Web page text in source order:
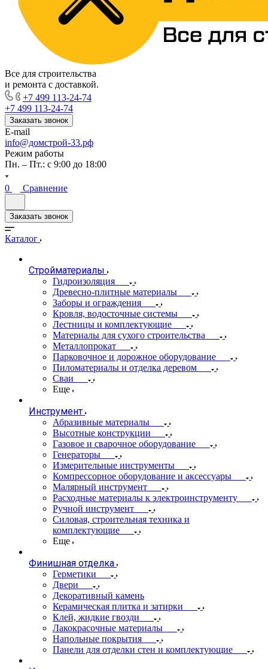
Все для строительства
и ремонта с доставкой.
+7 499 113-24-74
+7 499 113-24-74
Заказать звонок
E-mail
info@домстрой-33.рф
Режим работы
Пн. – Пт.: с 9:00 до 18:00
0 Сравнение
Заказать звонок
Каталог
Стройматериалы
Гидроизоляция
Древесно-плитные материалы
Заборы и ограждения
Кровля, водосточные системы
Лестницы и комплектующие
Материалы для сухого строительства
Металлопрокат
Парковочное и дорожное оборудование
Пиломатериалы и отделка деревом
Сваи
Еще
Инструмент
Абразивные материалы
Высотные конструкции
Газовое и сварочное оборудование
Генераторы
Измерительные инструменты
Компрессорное оборудование и аксессуары
Малярный инструмент
Расходные материалы к электроинструменту
Ручной инструмент
Силовая, строительная техника и
комплектующие
Еще
Финишная отделка
Герметики
Двери
Декоративный камень
Керамическая плитка и затирки
Клей, жидкие гвозди
Лакокрасочные материалы
Напольные покрытия
Панели для отделки стен и комплектующие